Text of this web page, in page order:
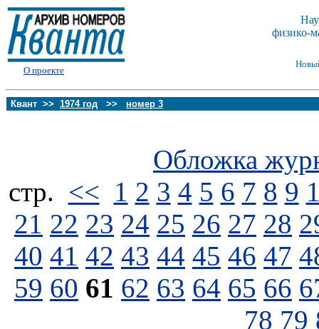
О проекте
физико-
Квант >> 1974 год >> номер 3
Обложка
стp. << 1 2 3 4 5 6 7 8 9
21 22 23 24 25 26 27 28
40 41 42 43 44 45 46 47
59 60 61 62 63 64 65 66
78 79